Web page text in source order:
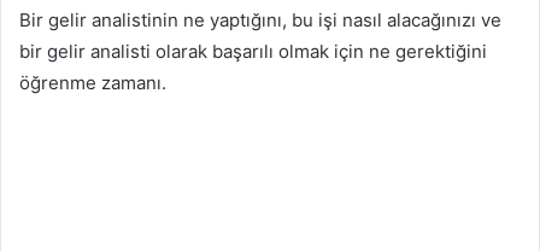
Bir gelir analistinin ne yaptığını, bu işi nasıl alacağınızı ve
bir gelir analisti olarak başarılı olmak için ne gerektiğini
öğrenme zamanı.